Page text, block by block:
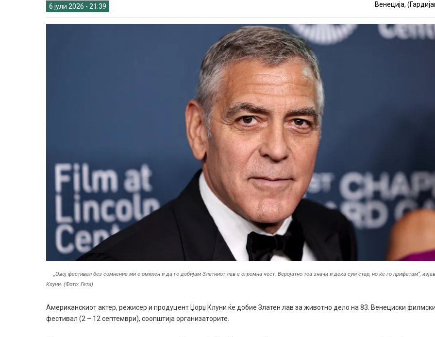
6 јули 2026 - 21:39 Венеција,
„Овој фестивал без сомнение ми е омилен и да го добијам Златниот лав е огромна чест. Веројатно тоа значи и дека сум стар, но ќе го прифатам“,
Клуни. (Фото: Гети)
Американскиот актер, режисер и продуцент Џорџ Клуни ќе добие Златен лав за животно дело на 83. Венециски филмски
фестивал (2 – 12 септември), соопштија организаторите.